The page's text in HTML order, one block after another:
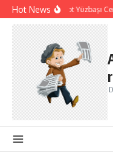
İçeriğe atla
Hot NewsŞehit Pilot Yüzbaşı